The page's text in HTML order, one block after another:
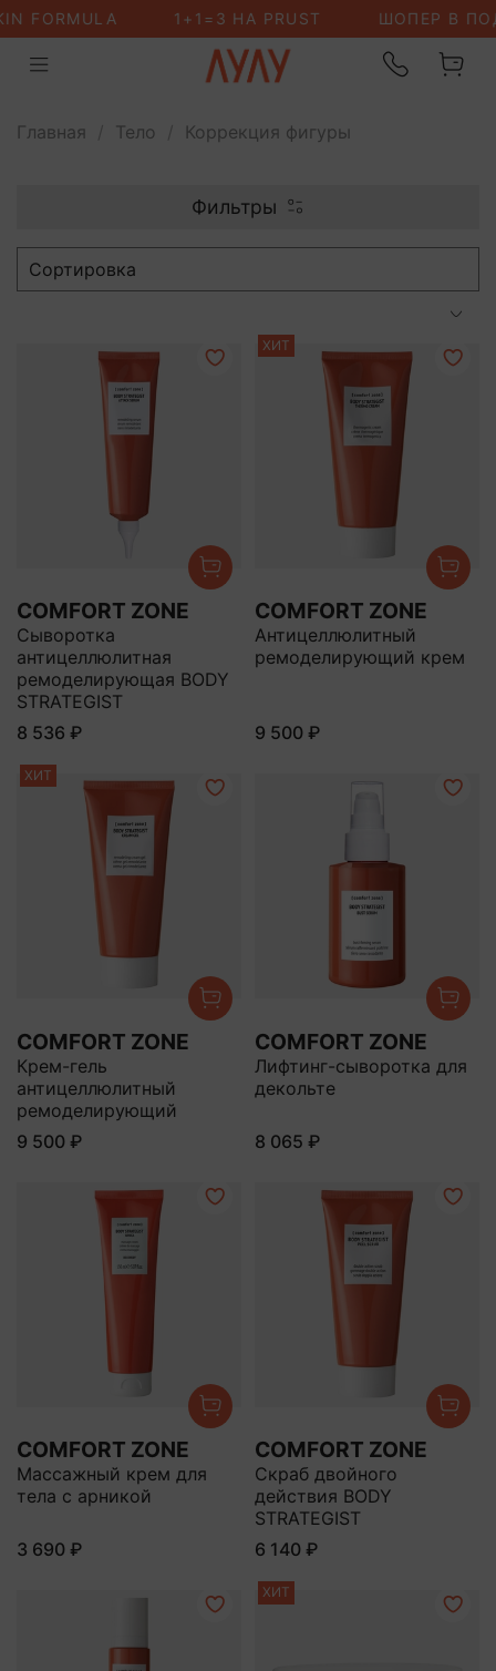
Главная Тело Коррекция фигуры
Фильтры
COMFORT ZONE
Сыворотка
антицеллюлитная
ремоделирующая BODY
STRATEGIST
8 536 ₽
ХИТ
COMFORT ZONE
Антицеллюлитный
ремоделирующий крем
9 500 ₽
ХИТ
COMFORT ZONE
Крем-гель
антицеллюлитный
ремоделирующий
9 500 ₽
COMFORT ZONE
Лифтинг-сыворотка для
декольте
8 065 ₽
COMFORT ZONE
Массажный крем для
тела с арникой
3 690 ₽
COMFORT ZONE
Скраб двойного
действия BODY
STRATEGIST
6 140 ₽
ХИТ